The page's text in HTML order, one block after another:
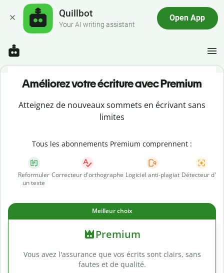
Quillbot
Your AI writing assistant
Open App
Améliorez votre écriture avec Premium
Atteignez de nouveaux sommets en écrivant sans
limites
Tous les abonnements Premium comprennent :
Reformuler
un texte
Correcteur d'orthographe Logiciel anti-plagiat Détecteur d'IA
Meilleur choix
Premium
Vous avez l'assurance que vos écrits sont clairs, sans
fautes et de qualité.